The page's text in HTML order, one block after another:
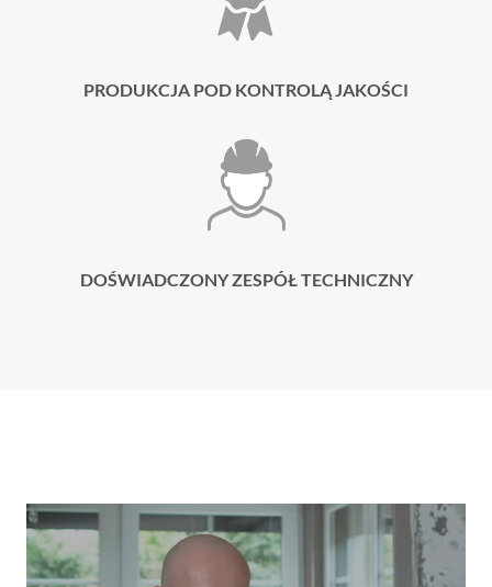
PRODUKCJA POD KONTROLĄ JAKOŚCI
DOŚWIADCZONY ZESPÓŁ TECHNICZNY